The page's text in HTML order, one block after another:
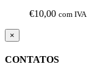
€10,00 com IVA
Close
product
view
×
CONTATOS